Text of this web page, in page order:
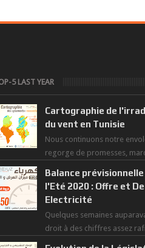
5 LAST YEAR
Cartographie de
du vent en Tunisie
Nous continuons notre
regorge de promesses,
Balance prévisionnelle
l'Eté 2020 : Offre et
Electricité
Quelques semaines
droit à des chiffres assez